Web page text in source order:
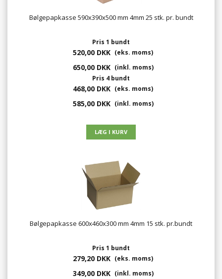
Bølgepapkasse 590x390x500 mm 4mm 25 stk. pr. bundt
Pris 1 bundt
520,00 DKK (eks. moms)
650,00 DKK (inkl. moms)
Pris 4 bundt
468,00 DKK (eks. moms)
585,00 DKK (inkl. moms)
Bølgepapkasse 600x460x300 mm 4mm 15 stk. pr.bundt
Pris 1 bundt
279,20 DKK (eks. moms)
349,00 DKK (inkl. moms)